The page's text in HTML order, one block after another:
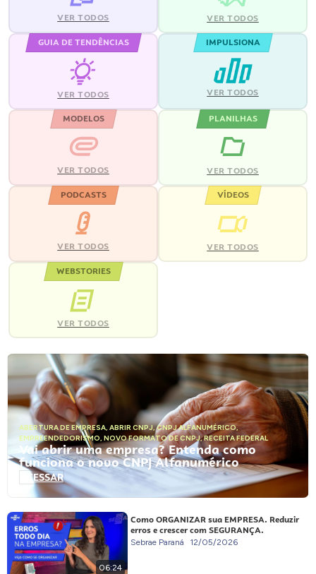
VER TODOS VER TODOS
GUIA DE TENDÊNCIAS
VER TODOS
IMPULSIONA
VER TODOS
MODELOS
VER TODOS
PLANILHAS
VER TODOS
PODCASTS
VER TODOS
VÍDEOS
VER TODOS
WEBSTORIES
VER TODOS
ABERTURA DE EMPRESA, ABRIR CNPJ,CNPJ ALFANUMÉRICO,
EMPREENDEDORISMO, NOVO FORMATO DE CNPJ,RECEITA FEDERAL
Vai abrir uma empresa? Entenda como
funciona o novo CNPJ Alfanumérico
ACESSAR
06:24
Como ORGANIZAR sua EMPRESA. Reduzir
erros e crescer com SEGURANÇA.
Sebrae Paraná 12/05/2026